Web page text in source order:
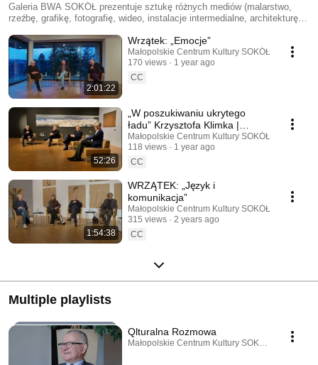
Nowym Sączu
Galeria BWA SOKÓŁ prezentuje sztukę różnych mediów (malarstwo,
rzeźbę, grafikę, fotografię, wideo, instalacje intermedialne, architekturę,
współczesnej rzeczywistości. Jest miejscem wystaw, zarówno znanych i
wybitnych artystów, jak również debiutów oraz promocji młodych
twórców, a także miejscem zdarzeń artystycznych i edukacyjnych. 👉
http://bwasokol.pl 👉 https://facebook.com/bwasokol 👉
https://instagram.com/bwasokol
2:01:22
Wrzątek: „Emocje”
Małopolskie Centrum Kultury SOKÓŁ
170 views
1 year ago
CC
52:26
„W poszukiwaniu ukrytego
ładu” Krzysztofa Klimka |
rozmowa
Małopolskie Centrum Kultury SOKÓŁ
118 views
1 year ago
CC
1:54:38
WRZĄTEK: „Język i
komunikacja”
Małopolskie Centrum Kultury SOKÓŁ
315 views
2 years ago
CC
Multiple playlists
Qlturalna Rozmowa
Małopolskie Centrum Kultury SOKÓŁ · Playlist